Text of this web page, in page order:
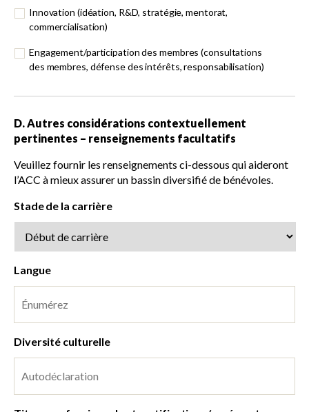
Innovation (idéation, R&D, stratégie, mentorat,
commercialisation)
Engagement/participation des membres (consultations
des membres, défense des intérêts, responsabilisation)
D. Autres considérations contextuellement
pertinentes – renseignements facultatifs
Veuillez fournir les renseignements ci-dessous qui aideront
l’ACC à mieux assurer un bassin diversifié de bénévoles.
Stade de la carrière
Langue
Diversité culturelle